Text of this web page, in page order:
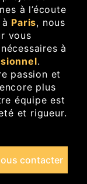
à l’écoute
Paris, nous
vous
à
.
passion et
plus
équipe est
et rigueur.
contacter